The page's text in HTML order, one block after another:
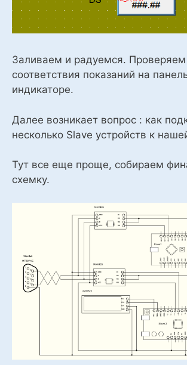
Заливаем и радуемся. Проверяем
соответствия показаний на
индикаторе.
Далее возникает вопрос : как
несколько Slave устройств к
Тут все еще проще, собираем
схемку.